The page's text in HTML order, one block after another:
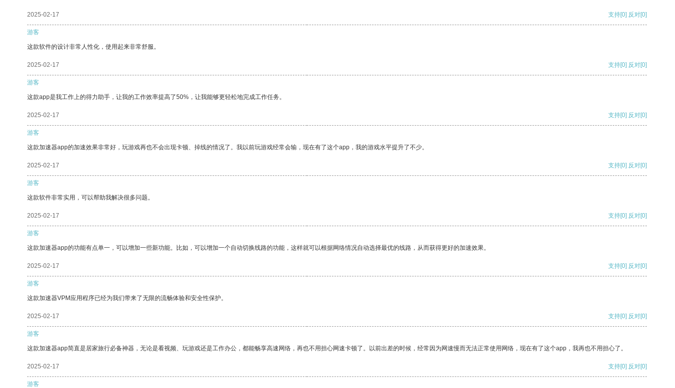
2025-02-17 支持[0] 反对[0]
游客
这款软件的设计非常人性化，使用起来非常舒服。
2025-02-17 支持[0] 反对[0]
游客
这款app是我工作上的得力助手，让我的工作效率提高了50%，让我能够更轻松地完成工作任务。
2025-02-17 支持[0] 反对[0]
游客
这款加速器app的加速效果非常好，玩游戏再也不会出现卡顿、掉线的情况了。我以前玩游戏经常会输，现在有了这个app，我的游戏水平提升了不少。
2025-02-17 支持[0] 反对[0]
游客
这款软件非常实用，可以帮助我解决很多问题。
2025-02-17 支持[0] 反对[0]
游客
这款加速器app的功能有点单一，可以增加一些新功能。比如，可以增加一个自动切换线路的功能，这样就可以根据网络情况自动选择最优的线路，从而获得更好的加速效果。
2025-02-17 支持[0] 反对[0]
游客
这款加速器VPM应用程序已经为我们带来了无限的流畅体验和安全性保护。
2025-02-17 支持[0] 反对[0]
游客
这款加速器app简直是居家旅行必备神器，无论是看视频、玩游戏还是工作办公，都能畅享高速网络，再也不用担心网速卡顿了。以前出差的时候，经常因为网速慢而无法正常使用网络，现在有了这个app，我再也不用担心了。
2025-02-17 支持[0] 反对[0]
游客